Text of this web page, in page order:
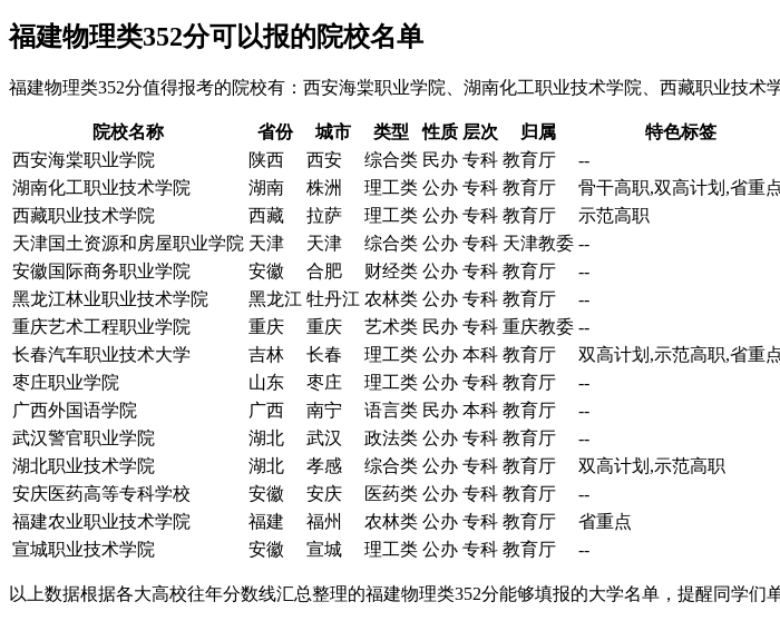
福建物理类352分可以报的院校名单
福建物理类352分值得报考的院校有：西安海棠职业学院、湖南化工职业技术学院、西藏职业技
院校名称 省份 城市 类型 性质 层次 归属
特色标签
西安海棠职业学院
陕西 西安 综合类 民办 专科 教育厅
--
湖南化工职业技术学院
湖南 株洲 理工类 公办 专科 教育厅
骨干高职,双高计划,省重
西藏职业技术学院
西藏 拉萨 理工类 公办 专科 教育厅
示范高职
天津国土资源和房屋职业学院 天津 天津 综合类 公办 专科 天津教委 --
安徽国际商务职业学院
安徽 合肥 财经类 公办 专科 教育厅
--
黑龙江林业职业技术学院
黑龙江 牡丹江 农林类 公办 专科 教育厅
--
重庆艺术工程职业学院
重庆 重庆 艺术类 民办 专科 重庆教委 --
长春汽车职业技术大学
吉林 长春 理工类 公办 本科 教育厅
双高计划,示范高职,省重
枣庄职业学院
山东 枣庄 理工类 公办 专科 教育厅
--
广西外国语学院
广西 南宁 语言类 民办 本科 教育厅
--
武汉警官职业学院
湖北 武汉 政法类 公办 专科 教育厅
--
湖北职业技术学院
湖北 孝感 综合类 公办 专科 教育厅
双高计划,示范高职
安庆医药高等专科学校
安徽 安庆 医药类 公办 专科 教育厅
--
福建农业职业技术学院
福建 福州 农林类 公办 专科 教育厅
省重点
宣城职业技术学院
安徽 宣城 理工类 公办 专科 教育厅 --
以上数据根据各大高校往年分数线汇总整理的福建物理类352分能够填报的大学名单，提醒同学